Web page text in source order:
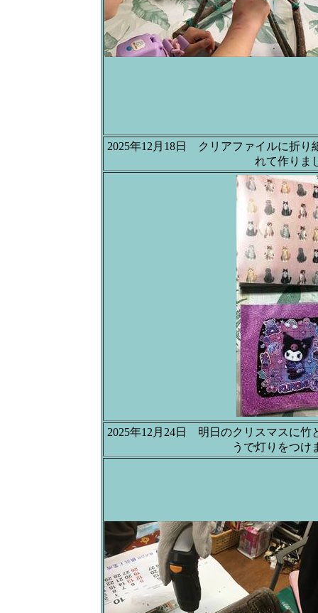
2025年12月18日 クリアファイルに折り
れて作りま
2025年12月24日 明日のクリスマスに竹
うで灯りをつけ